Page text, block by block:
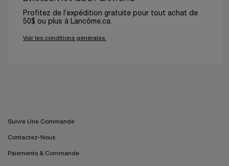
Profitez de l’expédition gratuite pour tout achat de
50$ ou plus à Lancôme.ca.
Voir les conditions générales.
Suivre Une Commande
Contactez-Nous
Paiements & Commande